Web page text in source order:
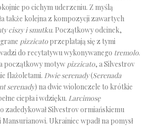
po cichym uderzeniu. Z myślą
także kolejna z kompozycji zawartych
ciszy i smutku. Początkowy odcinek,
pizzicato przeplatają się z tymi
do recytatywu wykonywanego tremolo.
początkowy motyw pizzicato, a Silvestrov
flażoletami. Dwie serenady(Serenada
serenady) na dwie wiolonczele to krótkie
ciepła i wdzięku. Larcimosę
zadedykował Silvestrov ormiańskiemu
Ukrainiec wpadł na pomysł